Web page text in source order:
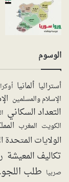
الوسوم
أستراليا ألمانيا
الإسلام والمسلمين
التعداد السكاني
الكويت المغرب
الولايات المتحدة
تكاليف المعيشة
صربيا طلب